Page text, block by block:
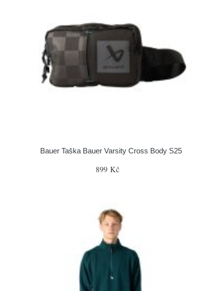
Bauer Taška Bauer Varsity Cross Body S25
899 Kč